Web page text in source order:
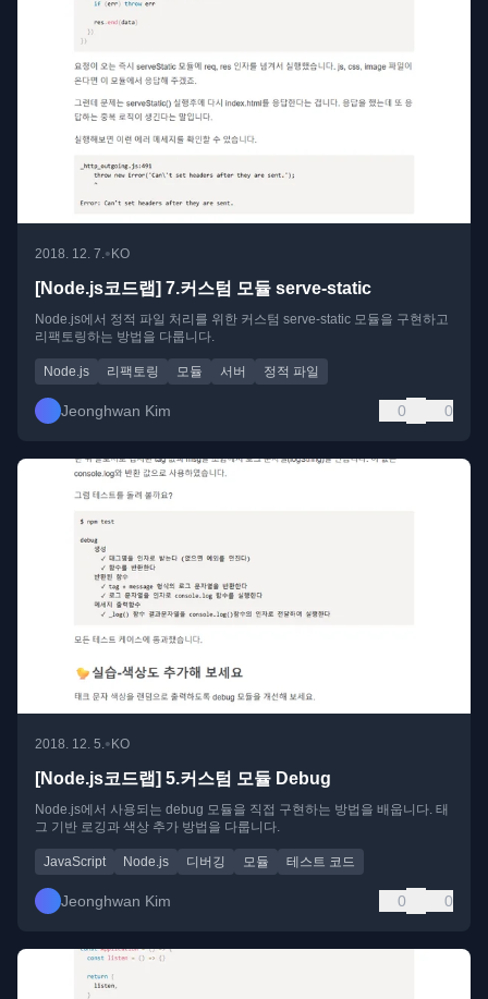
2018. 12. 7.• KO
[Node.js코드랩] 7.커스텀 모듈 serve-static
Node.js에서 정적 파일 처리를 위한 커스텀 serve-static 모듈을 구현하고
리팩토링하는 방법을 다룹니다.
Node.js 리팩토링 모듈 서버 정적 파일
Jeonghwan Kim 0 0
2018. 12. 5.• KO
[Node.js코드랩] 5.커스텀 모듈 Debug
Node.js에서 사용되는 debug 모듈을 직접 구현하는 방법을 배웁니다. 태
그 기반 로깅과 색상 추가 방법을 다룹니다.
JavaScript Node.js 디버깅 모듈 테스트 코드
Jeonghwan Kim 0 0